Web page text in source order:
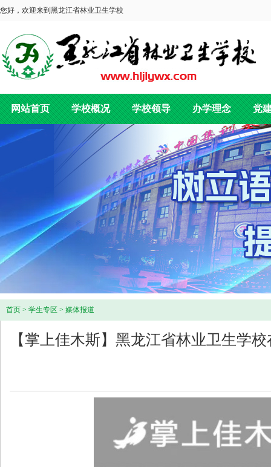
您好，欢迎来到黑龙江省林业卫生学校
网站首页 学校概况 学校领导 办学理念 党
首页 > 学生专区 > 媒体报道
【掌上佳木斯】黑龙江省林业卫生学